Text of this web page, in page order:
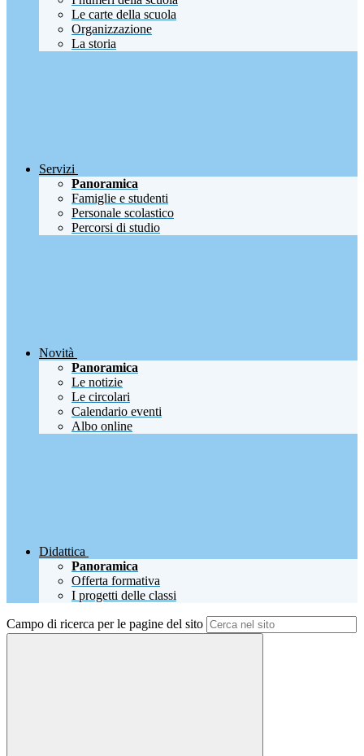
Le carte della scuola
Organizzazione
La storia
Servizi
Panoramica
Famiglie e studenti
Personale scolastico
Percorsi di studio
Novità
Panoramica
Le notizie
Le circolari
Calendario eventi
Albo online
Didattica
Panoramica
Offerta formativa
I progetti delle classi
Campo di ricerca per le pagine del sito